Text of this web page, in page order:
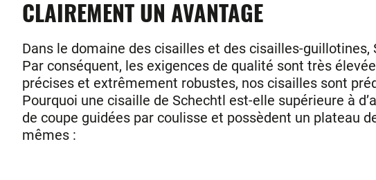
CLAIREMENT UN AVANTAGE
Dans le domaine des cisailles et des cisailles-
Par conséquent, les exigences de qualité sont très
précises et extrêmement robustes, nos cisailles sont
Pourquoi une cisaille de Schechtl est-elle supérieure à
de coupe guidées par coulisse et possèdent un plateau
mêmes :